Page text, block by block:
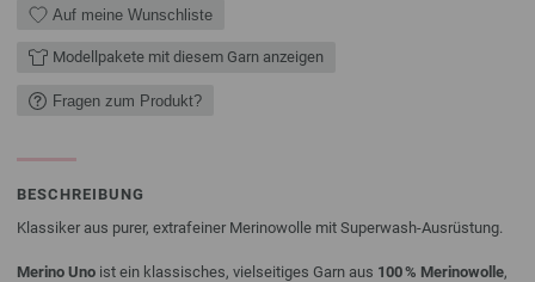
Auf meine Wunschliste
Modellpakete mit diesem Garn anzeigen
Fragen zum Produkt?
BESCHREIBUNG
Klassiker aus purer, extrafeiner Merinowolle mit Superwash-Ausrüstung.
Merino Uno ist ein klassisches, vielseitiges Garn aus 100 % Merinowolle,